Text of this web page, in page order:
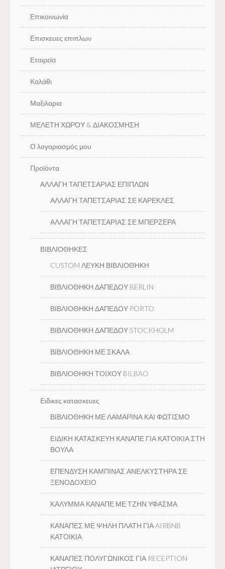
Επικοινωνία
Επισκευες επιπλων
Εταιρεία
Καλάθι
Μαξιλαρια
ΜΕΛΕΤΗ ΧΩΡΟΥ & ΔΙΑΚΟΣΜΗΣΗ
Ο λογαριασμός μου
Προϊόντα
ΑΛΛΑΓΗ ΤΑΠΕΤΣΑΡΙΑΣ ΕΠΙΠΛΩΝ
ΑΛΛΑΓΗ ΤΑΠΕΤΣΑΡΙΑΣ ΣΕ ΚΑΡΕΚΛΕΣ
ΑΛΛΑΓΗ ΤΑΠΕΤΣΑΡΙΑΣ ΣΕ ΜΠΕΡΖΕΡΑ
ΒΙΒΛΙΟΘΗΚΕΣ
CUSTOM ΛΕΥΚΗ ΒΙΒΛΙΟΘΗΚΗ
ΒΙΒΛΙΟΘΗΚΗ ΔΑΠΕΔΟΥ BERLIN
ΒΙΒΛΙΟΘΗΚΗ ΔΑΠΕΔΟΥ PORTO
ΒΙΒΛΙΟΘΗΚΗ ΔΑΠΕΔΟΥ STOCKHOLM
ΒΙΒΛΙΟΘΗΚΗ ΜΕ ΣΚΑΛΑ
ΒΙΒΛΙΟΘΗΚΗ ΤΟΙΧΟΥ BILBAO
Ειδικες κατασκευες
ΒΙΒΛΙΟΘΗΚΗ ΜΕ ΛΑΜΑΡΙΝΑ ΚΑΙ ΦΩΤΙΣΜΟ
ΕΙΔΙΚΗ ΚΑΤΑΣΚΕΥΗ ΚΑΝΑΠΕ ΓΙΑ ΚΑΤΟΙΚΙΑ ΣΤΗ
ΒΟΥΛΑ
ΕΠΕΝΔΥΣΗ ΚΑΜΠΙΝΑΣ ΑΝΕΛΚΥΣΤΗΡΑ ΣΕ
ΞΕΝΟΔΟΧΕΙΟ
ΚΑΛΥΜΜΑ ΚΑΝΑΠΕ ΜΕ ΤΖΗΝ ΥΦΑΣΜΑ
ΚΑΝΑΠΕΣ ΜΕ ΨΗΛΗ ΠΛΑΤΗ ΓΙΑ AIRBNB
ΚΑΤΟΙΚΙΑ
ΚΑΝΑΠΕΣ ΠΟΛΥΓΩΝΙΚΟΣ ΓΙΑ RECEPTION